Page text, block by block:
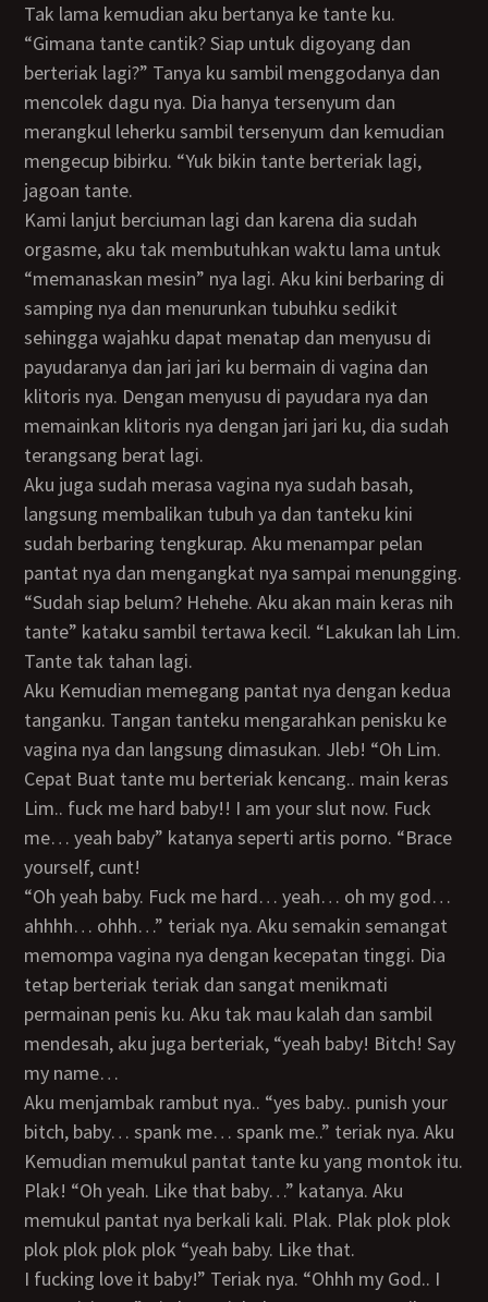
Tak lama kemudian aku bertanya ke tante ku.
“Gimana tante cantik? Siap untuk digoyang dan
berteriak lagi?” Tanya ku sambil menggodanya dan
mencolek dagu nya. Dia hanya tersenyum dan
merangkul leherku sambil tersenyum dan kemudian
mengecup bibirku. “Yuk bikin tante berteriak lagi,
jagoan tante.
Kami lanjut berciuman lagi dan karena dia sudah
orgasme, aku tak membutuhkan waktu lama untuk
“memanaskan mesin” nya lagi. Aku kini berbaring di
samping nya dan menurunkan tubuhku sedikit
sehingga wajahku dapat menatap dan menyusu di
payudaranya dan jari jari ku bermain di vagina dan
klitoris nya. Dengan menyusu di payudara nya dan
memainkan klitoris nya dengan jari jari ku, dia sudah
terangsang berat lagi.
Aku juga sudah merasa vagina nya sudah basah,
langsung membalikan tubuh ya dan tanteku kini
sudah berbaring tengkurap. Aku menampar pelan
pantat nya dan mengangkat nya sampai menungging.
“Sudah siap belum? Hehehe. Aku akan main keras nih
tante” kataku sambil tertawa kecil. “Lakukan lah Lim.
Tante tak tahan lagi.
Aku Kemudian memegang pantat nya dengan kedua
tanganku. Tangan tanteku mengarahkan penisku ke
vagina nya dan langsung dimasukan. Jleb! “Oh Lim.
Cepat Buat tante mu berteriak kencang.. main keras
Lim.. fuck me hard baby!! I am your slut now. Fuck
me… yeah baby” katanya seperti artis porno. “Brace
yourself, cunt!
“Oh yeah baby. Fuck me hard… yeah… oh my god…
ahhhh… ohhh…” teriak nya. Aku semakin semangat
memompa vagina nya dengan kecepatan tinggi. Dia
tetap berteriak teriak dan sangat menikmati
permainan penis ku. Aku tak mau kalah dan sambil
mendesah, aku juga berteriak, “yeah baby! Bitch! Say
my name…
Aku menjambak rambut nya.. “yes baby.. punish your
bitch, baby… spank me… spank me..” teriak nya. Aku
Kemudian memukul pantat tante ku yang montok itu.
Plak! “Oh yeah. Like that baby…” katanya. Aku
memukul pantat nya berkali kali. Plak. Plak plok plok
plok plok plok plok “yeah baby. Like that.
I fucking love it baby!” Teriak nya. “Ohhh my God.. I